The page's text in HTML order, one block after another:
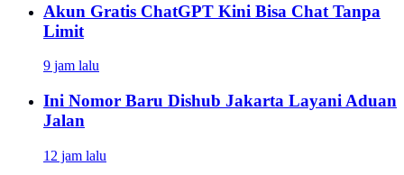
Akun Gratis ChatGPT Kini Bisa Chat Tanpa
Limit
9 jam lalu
Ini Nomor Baru Dishub Jakarta Layani Aduan
Jalan
12 jam lalu